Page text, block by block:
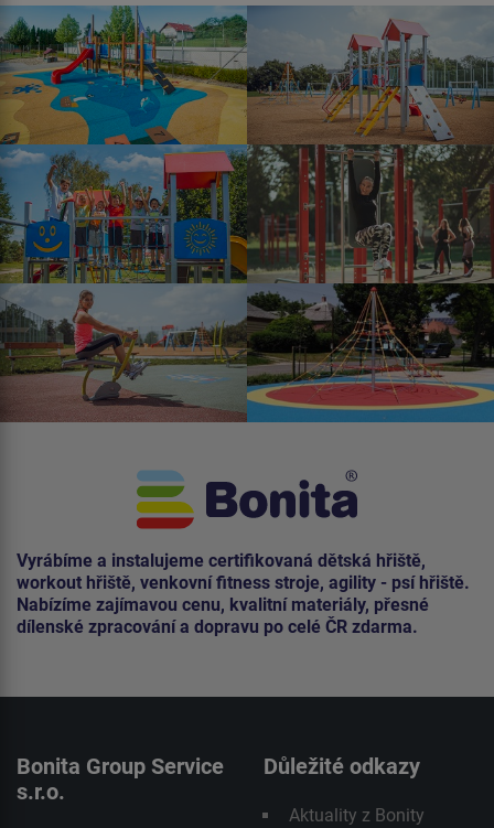
Vyrábíme a instalujeme certifikovaná dětská hřiště,
workout hřiště, venkovní fitness stroje, agility - psí hřiště.
Nabízíme zajímavou cenu, kvalitní materiály, přesné
dílenské zpracování a dopravu po celé ČR zdarma.
Bonita Group Service
s.r.o.
Důležité odkazy
Aktuality z Bonity